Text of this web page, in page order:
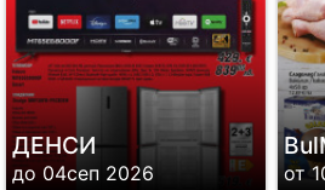
ДЕНСИ
до 04сеп 2026 от